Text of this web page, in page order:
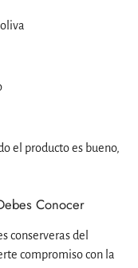
el producto es bueno,
Conocer
conserveras del
compromiso con la